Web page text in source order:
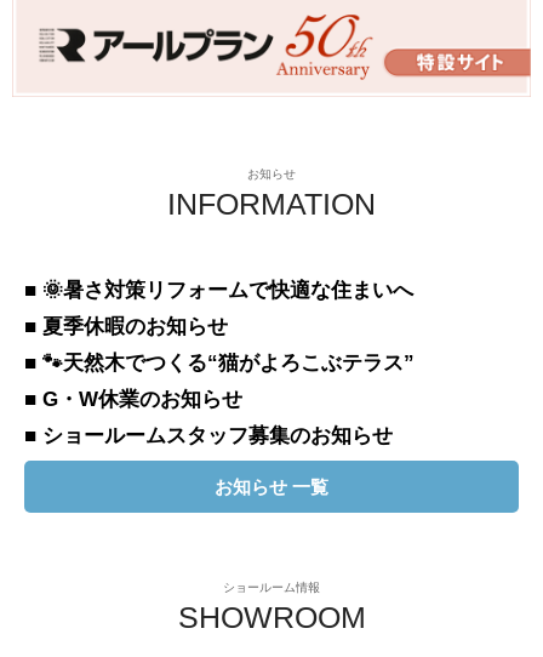
お知らせ
INFORMATION
■ 🌞暑さ対策リフォームで快適な住まいへ
■ 夏季休暇のお知らせ
■ 🐾天然木でつくる“猫がよろこぶテラス”
■ G・W休業のお知らせ
■ ショールームスタッフ募集のお知らせ
お知らせ 一覧
ショールーム情報
SHOWROOM